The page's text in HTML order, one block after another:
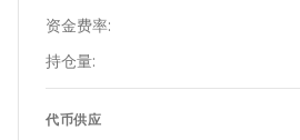
资金费率:
持仓量:
代币供应